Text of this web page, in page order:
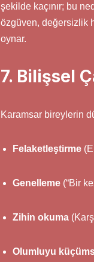
şekilde kaçınır; bu
özgüven, değersizlik
oynar.
7. Bilişsel
Karamsar bireylerin
Felaketleştirme
Genelleme(“Bir
Zihin okuma
Olumluyu